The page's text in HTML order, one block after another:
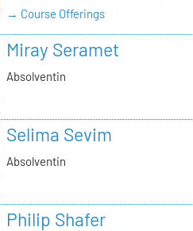
→ Course Offerings
Miray Seramet
Absolventin
Selima Sevim
Absolventin
Philip Shafer